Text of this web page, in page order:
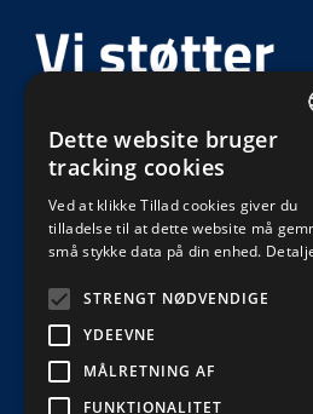
DEFAULT
Dette website bruger
tracking cookies
Ved at klikke Tillad cookies giver du
tilladelse til at dette website må
små stykke data på din enhed.
STRENGT NØDVENDIGE
YDEEVNE
MÅLRETNING AF
FUNKTIONALITET